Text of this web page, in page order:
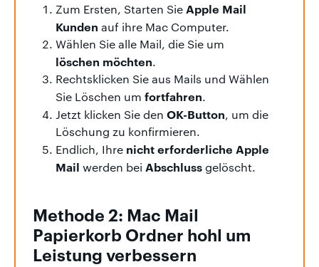
Zum Ersten, Starten Sie Apple Mail
Kunden auf ihre Mac Computer.
Wählen Sie alle Mail, die Sie um
löschen möchten.
Rechtsklicken Sie aus Mails und Wählen
Sie Löschen um fortfahren.
Jetzt klicken Sie den OK-Button, um die
Löschung zu konfirmieren.
Endlich, Ihre nicht erforderliche Apple
Mail werden bei Abschlussgelöscht.
Methode 2: Mac Mail
Papierkorb Ordner hohl um
Leistung verbessern